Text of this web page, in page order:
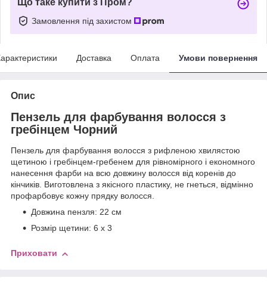
Замовлення під захистом
Доставка Оплата Умови повернення
Опис
Пензель для фарбування волосся з
гребінцем Чорний
Пензель для фарбування волосся з рифленою хвилястою
щетиною і гребінцем-гребенем для рівномірного і економного
нанесення фарби на всю довжину волосся від коренів до
кінчиків. Виготовлена з якісного пластику, не гнеться, відмінно
профарбовує кожну прядку волосся.
Довжина пензля: 22 см
Розмір щетини: 6 х 3
Приховати